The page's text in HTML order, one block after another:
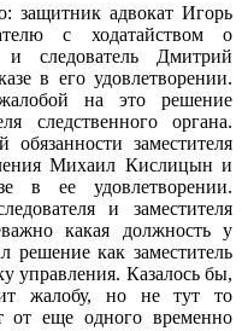
адвокат Игорь
с ходатайством о
следователь Дмитрий
в его удовлетворении.
на это решение
следственного органа.
заместителя
Михаил Кислицын и
в ее удовлетворении.
и заместителя
какая должность у
решение как заместитель
управления. Казалось бы,
жалобу, но не тут то
еще одного временно